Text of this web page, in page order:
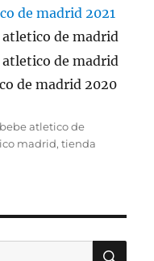
Etiquetas
bebe atletico de
madrid,tienda